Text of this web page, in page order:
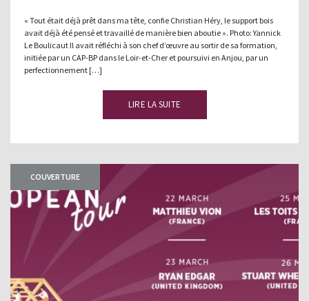
« Tout était déjà prêt dans ma tête, confie Christian Héry, le support bois
avait déjà été pensé et travaillé de manière bien aboutie ». Photo: Yannick
Le Boulicaut Il avait réfléchi à son chef d’œuvre au sortir de sa formation,
initiée par un CAP-BP dans le Loir-et-Cher et poursuivi en Anjou, par un
perfectionnement […]
LIRE LA SUITE
COUVERTURE